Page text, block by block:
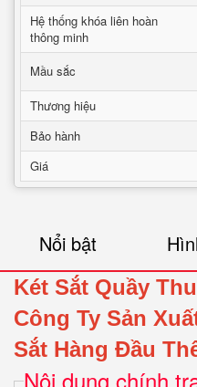
Hệ thống khóa liên hoàn
thông minh
Mầu sắc
Thương hiệu
Bảo hành
Giá
Nổi bật
Két Sắt Quầy
Công Ty Sản
Sắt Hàng Đầu
Nội dung chính